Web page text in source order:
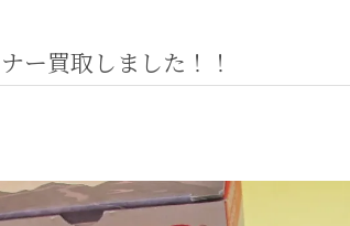
ー買取しました！！